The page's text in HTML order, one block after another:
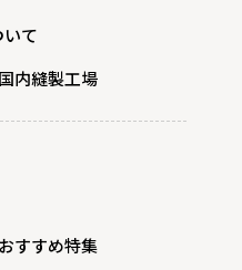
て
国内縫製工場
おすすめ特集